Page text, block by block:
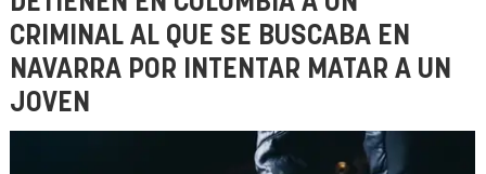
CRIMINAL AL QUE SE BUSCABA EN
NAVARRA POR INTENTAR MATAR A UN
JOVEN